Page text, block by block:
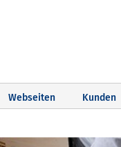
Webseiten Kunden